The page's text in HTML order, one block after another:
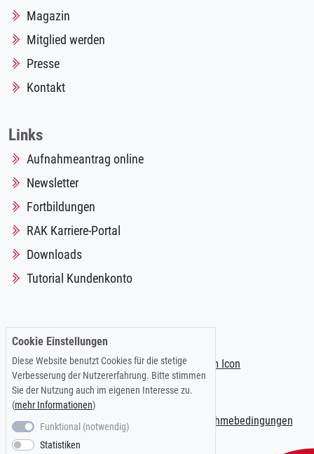
Magazin
Mitglied werden
Presse
Kontakt
Links
Aufnahmeantrag online
Newsletter
Fortbildungen
RAK Karriere-Portal
Downloads
Tutorial Kundenkonto
Impressum |Datenschutzerklärung Teilnahmebedingungen
Cookie Einstellungen
Diese Website benutzt Cookies für die stetige
Verbesserung der Nutzererfahrung. Bitte stimmen
Sie der Nutzung auch im eigenen Interesse zu.
(mehr Informationen)
Funktional (notwendig)
Statistiken